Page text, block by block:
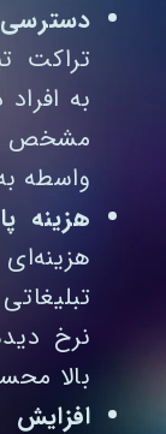
تراکت
به
مشخص
واسطه
هزینه
نرخ
بالا
افزایش